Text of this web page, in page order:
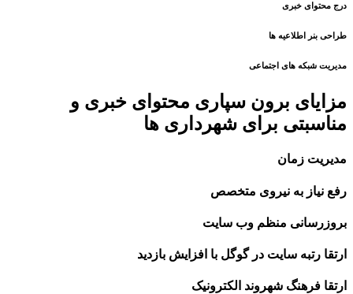
درج محتوای خبری
طراحی بنر اطلاعیه ها
مدیریت شبکه های اجتماعی
مزایای برون سپاری محتوای خبری و
مناسبتی برای شهرداری ها
مدیریت زمان
رفع نیاز به نیروی متخصص
بروزرسانی منظم وب سایت
ارتقا رتبه سایت در گوگل با افزایش بازدید
ارتقا فرهنگ شهروند الکترونیک